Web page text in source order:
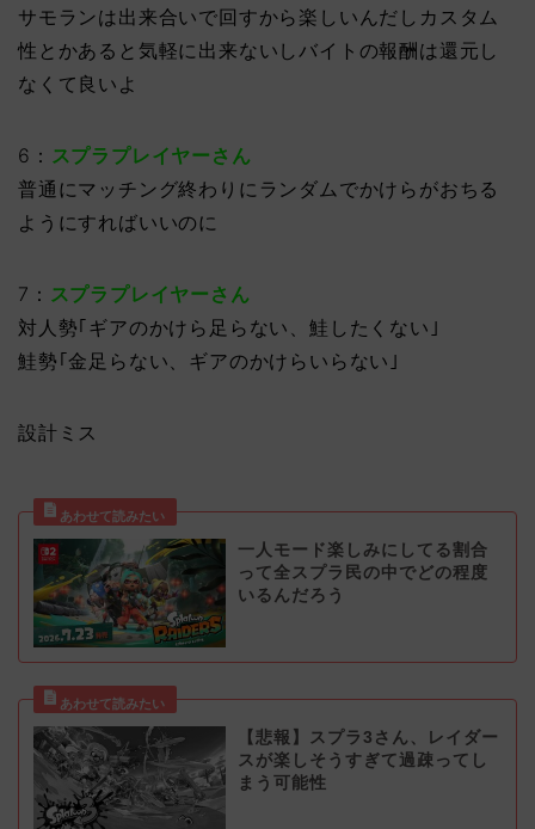
サモランは出来合いで回すから楽しいんだしカスタム
性とかあると気軽に出来ないしバイトの報酬は還元し
なくて良いよ
6： スプラプレイヤーさん
普通にマッチング終わりにランダムでかけらがおちる
ようにすればいいのに
7： スプラプレイヤーさん
対人勢｢ギアのかけら足らない、鮭したくない｣
鮭勢｢金足らない、ギアのかけらいらない｣
設計ミス
一人モード楽しみにしてる割合
って全スプラ民の中でどの程度
いるんだろう
【悲報】スプラ3さん、レイダー
スが楽しそうすぎて過疎ってし
まう可能性